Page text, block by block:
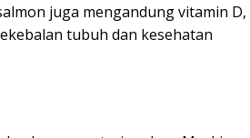
juga mengandung vitamin D,
tubuh dan kesehatan